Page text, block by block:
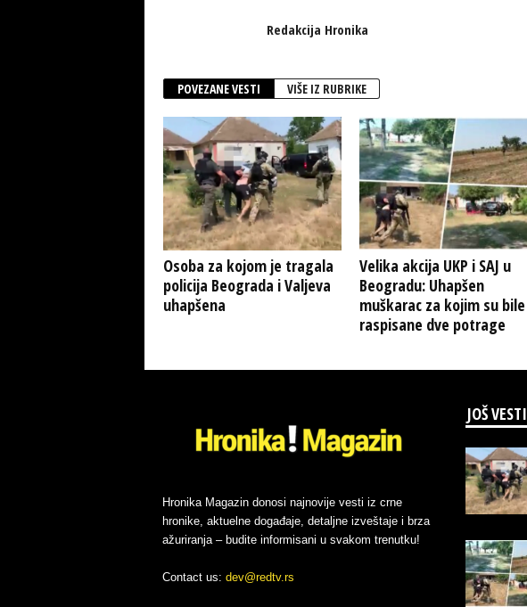
Redakcija Hronika
POVEZANE VESTI VIŠE IZ RUBRIKE
Osoba za kojom je tragala
policija Beograda i Valjeva
uhapšena
Velika akcija UKP i SAJ u
Beogradu: Uhapšen
muškarac za kojim su bile
raspisane dve potrage
Hronika Magazin donosi najnovije vesti iz crne
hronike, aktuelne događaje, detaljne izveštaje i brza
ažuriranja – budite informisani u svakom trenutku!
Contact us: dev@redtv.rs
JOŠ VESTI